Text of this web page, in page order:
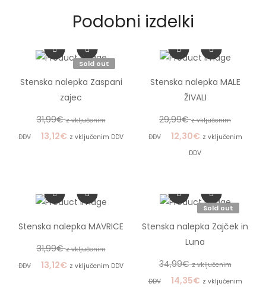
Podobni izdelki
Sold out
Stenska nalepka Zaspani
zajec
31,99€ z vključenim
DDV
13,12€ z vključenim DDV
Stenska nalepka MALE
ŽIVALI
29,99€ z vključenim
DDV
12,30€ z vključenim
DDV
Stenska nalepka MAVRICE
31,99€ z vključenim
DDV
13,12€ z vključenim DDV
Sold out
Stenska nalepka Zajček in
Luna
34,99€ z vključenim
DDV
14,35€ z vključenim